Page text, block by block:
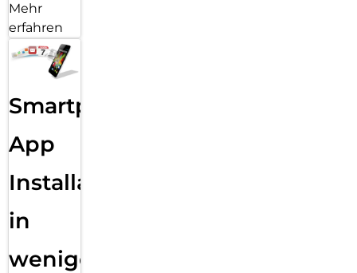
Mehr
erfahren
Smartphone
App
Installation
in
wenigen